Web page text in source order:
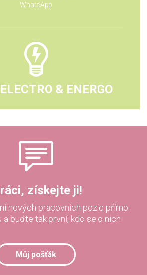
WhatsApp
& ENERGO
získejte ji!
nových pracovních pozic přímo
a buďte tak první, kdo se o nich
Můj pošťák